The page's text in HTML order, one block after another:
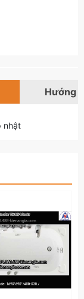
Hướng
nhật